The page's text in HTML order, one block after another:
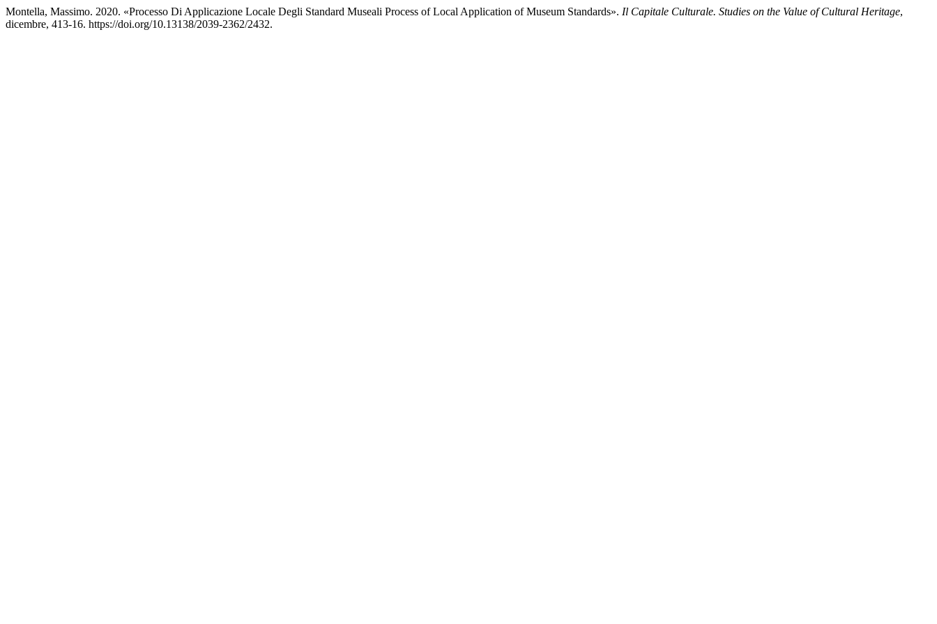
Montella, Massimo. 2020. «Processo Di Applicazione Locale Degli Standard Museali Process of Local Application of Museum Standards». Il Capitale Culturale. Studies on the Value of Cultural Heritage,
dicembre, 413-16. https://doi.org/10.13138/2039-2362/2432.